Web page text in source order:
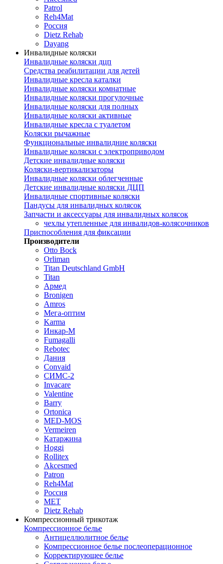
Patrol
Reh4Mat
Россия
Dietz Rehab
Dayang
Инвалидные коляски
Инвалидные коляски дцп
Средства реабилитации для детей
Инвалидные кресла каталки
Инвалидные коляски комнатные
Инвалидные коляски прогулочные
Инвалидные коляски для полных
Инвалидные коляски активные
Инвалидные кресла с туалетом
Коляски рычажные
Функциональные инвалидние коляски
Инвалидные коляски с электроприводом
Детские инвалидные коляски
Коляски-вертикализаторы
Инвалидные коляски облегченные
Детские инвалидные коляски ДЦП
Инвалидные спортивные коляски
Пандусы для инвалидных колясок
Запчасти и аксессуары для инвалидных колясок
чехлы утепленные для инвалидов-колясочников
Приспособления для фиксации
Производители
Otto Bock
Orliman
Titan Deutschland GmbH
Titan
Армед
Bronigen
Amros
Мега-оптим
Karma
Инкар-М
Fumagalli
Rebotec
Дания
Convaid
СИМС-2
Invacare
Valentine
Barry
Ortonica
MED-MOS
Vermeiren
Катаржина
Hoggi
Rollitex
Akcesmed
Patron
Reh4Mat
Россия
МЕТ
Dietz Rehab
Компрессионный трикотаж
Компрессионное белье
Антицеллюлитное белье
Компрессионное белье послеоперационное
Корректирующее белье